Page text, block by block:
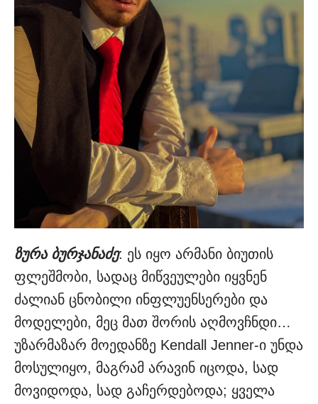
ზურა ბურჯანაძე: ეს იყო არმანი ბიუთის
ფლეშმობი, სადაც მიწვეულები იყვნენ
ძალიან ცნობილი ინფლუენსერები და
მოდელები, მეც მათ შორის აღმოვჩნდი…
უზარმაზარ მოედანზე Kendall Jenner-ი უნდა
მოსულიყო, მაგრამ არავინ იცოდა, სად
მოვიდოდა, სად გაჩერდებოდა; ყველა